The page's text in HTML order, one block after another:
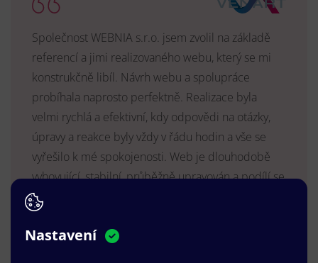
Společnost WEBNIA s.r.o. jsem zvolil na základě
referencí a jimi realizovaného webu, který se mi
konstrukčně libíl. Návrh webu a spolupráce
probíhala naprosto perfektně. Realizace byla
velmi rychlá a efektivní, kdy odpovědi na otázky,
úpravy a reakce byly vždy v řádu hodin a vše se
vyřešilo k mé spokojenosti. Web je dlouhodobě
vyhovující, stabilní, průběžně upravován a podílí se
na pozitivním vnímání naší značky.
MUDr. Radek Vyšohlíd
VENART s.r.o.
Nastavení